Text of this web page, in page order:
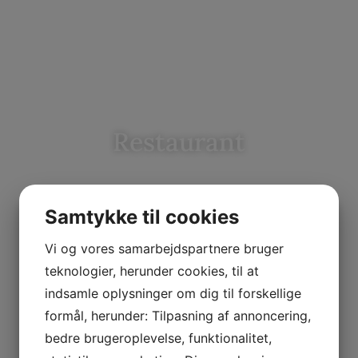
Samtykke til cookies
Vi og vores samarbejdspartnere bruger
teknologier, herunder cookies, til at
indsamle oplysninger om dig til forskellige
formål, herunder: Tilpasning af annoncering,
bedre brugeroplevelse, funktionalitet,